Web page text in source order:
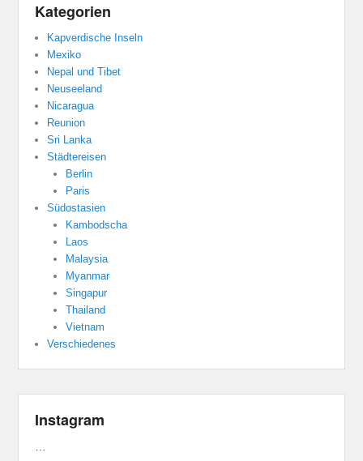
Kategorien
Kapverdische Inseln
Mexiko
Nepal und Tibet
Neuseeland
Nicaragua
Reunion
Sri Lanka
Städtereisen
Berlin
Paris
Südostasien
Kambodscha
Laos
Malaysia
Myanmar
Singapur
Thailand
Vietnam
Verschiedenes
Instagram